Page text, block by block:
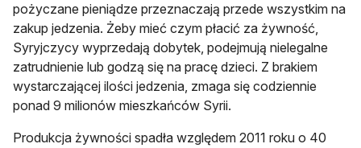
pożyczane pieniądze przeznaczają przede wszystkim na
zakup jedzenia. Żeby mieć czym płacić za żywność,
Syryjczycy wyprzedają dobytek, podejmują nielegalne
zatrudnienie lub godzą się na pracę dzieci. Z brakiem
wystarczającej ilości jedzenia, zmaga się codziennie
ponad 9 milionów mieszkańców Syrii.
Produkcja żywności spadła względem 2011 roku o 40